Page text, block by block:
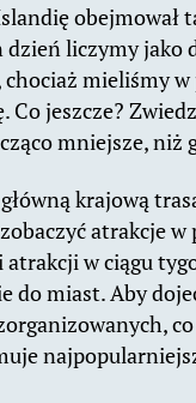
obejmował
liczymy jako
mieliśmy
jeszcze?
mniejsze,
krajową
atrakcje
w ciągu
do miast. Aby